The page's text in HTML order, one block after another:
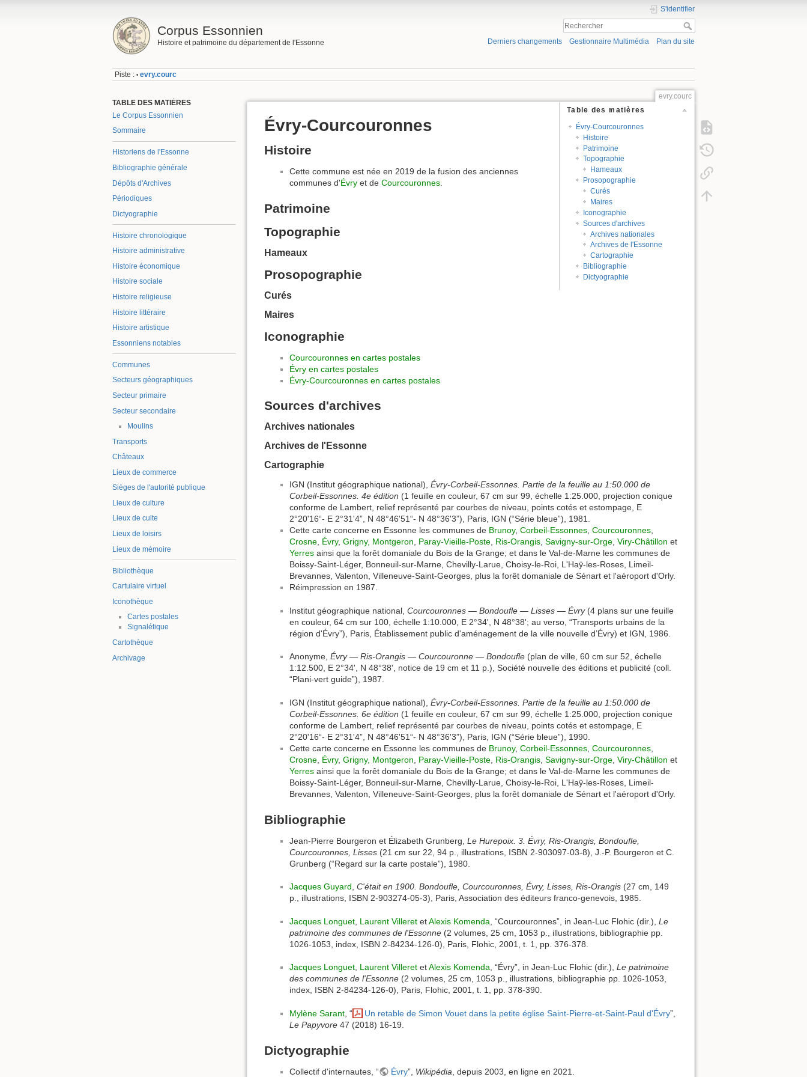
Corpus Essonnien
Histoire et patrimoine du département de l'Essonne
S'identifier
Derniers changements Gestionnaire Multimédia Plan du site
Piste : • evry.courc
TABLE DES MATIÈRES
Le Corpus Essonnien
Sommaire
Historiens de l'Essonne
Bibliographie générale
Dépôts d'Archives
Périodiques
Dictyographie
Histoire chronologique
Histoire administrative
Histoire économique
Histoire sociale
Histoire religieuse
Histoire littéraire
Histoire artistique
Essonniens notables
Communes
Secteurs géographiques
Secteur primaire
Secteur secondaire
Moulins
Transports
Châteaux
Lieux de commerce
Sièges de l'autorité publique
Lieux de culture
Lieux de culte
Lieux de loisirs
Lieux de mémoire
Bibliothèque
Cartulaire virtuel
Iconothèque
Cartes postales
Signalétique
Cartothèque
Archivage
evry.courc
Table des matières
Évry-Courcouronnes
Histoire
Patrimoine
Topographie
Hameaux
Prosopographie
Curés
Maires
Iconographie
Sources d'archives
Archives nationales
Archives de l'Essonne
Cartographie
Bibliographie
Dictyographie
Évry-Courcouronnes
Histoire
Cette commune est née en 2019 de la fusion des anciennes
communes d'Évry et de Courcouronnes
Patrimoine
Topographie
Hameaux
Prosopographie
Curés
Maires
Iconographie
Courcouronnes en cartes postales
Évry en cartes postales
Évry-Courcouronnes en cartes postales
Sources d'archives
Archives nationales
Archives de l'Essonne
Cartographie
IGN (Institut géographique national), Évry-Corbeil-Essonnes. Partie de la feuille au 1:50.000 de
Corbeil-Essonnes. 4e édition (1 feuille en couleur, 67 cm sur 99, échelle 1:25.000, projection conique
conforme de Lambert, relief représenté par courbes de niveau, points cotés et estompage, E
2°20'16“- E 2°31'4”, N 48°46'51“- N 48°36'3”), Paris, IGN (“Série bleue”), 1981.
Cette carte concerne en Essonne les communes de Brunoy, Corbeil-Essonnes, Courcouronnes,
Crosne, Évry, Grigny, Montgeron, Paray-Vieille-Poste, Ris-Orangis, Savigny-sur-Orge, Viry-Châtillon et
Yerres ainsi que la forêt domaniale du Bois de la Grange; et dans le Val-de-Marne les communes de
Boissy-Saint-Léger, Bonneuil-sur-Marne, Chevilly-Larue, Choisy-le-Roi, L'Haÿ-les-Roses, Limeil-
Brevannes, Valenton, Villeneuve-Saint-Georges, plus la forêt domaniale de Sénart et l'aéroport d'Orly.
Réimpression en 1987.
Institut géographique national, Courcouronnes — Bondoufle — Lisses — Évry(4 plans sur une feuille
en couleur, 64 cm sur 100, échelle 1:10.000, E 2°34', N 48°38'; au verso, “Transports urbains de la
région d'Évry”), Paris, Établissement public d'aménagement de la ville nouvelle d’Évry) et IGN, 1986.
Anonyme, Évry — Ris-Orangis — Courcouronne — Bondoufle (plan de ville, 60 cm sur 52, échelle
1:12.500, E 2°34', N 48°38', notice de 19 cm et 11 p.), Société nouvelle des éditions et publicité (coll.
“Plani-vert guide”), 1987.
IGN (Institut géographique national), Évry-Corbeil-Essonnes. Partie de la feuille au 1:50.000 de
Corbeil-Essonnes. 6e édition (1 feuille en couleur, 67 cm sur 99, échelle 1:25.000, projection conique
conforme de Lambert, relief représenté par courbes de niveau, points cotés et estompage, E
2°20'16“- E 2°31'4”, N 48°46'51“- N 48°36'3”), Paris, IGN (“Série bleue”), 1990.
Cette carte concerne en Essonne les communes de Brunoy, Corbeil-Essonnes Courcouronnes
Crosne Évry, Grigny, Montgeron Paray-Vieille-Poste Ris-Orangis Savigny-sur-Orge Viry-Châtillon et
Yerres ainsi que la forêt domaniale du Bois de la Grange; et dans le Val-de-Marne les communes de
Boissy-Saint-Léger, Bonneuil-sur-Marne, Chevilly-Larue, Choisy-le-Roi, L'Haÿ-les-Roses, Limeil-
Brevannes, Valenton, Villeneuve-Saint-Georges, plus la forêt domaniale de Sénart et l'aéroport d'Orly.
Bibliographie
Jean-Pierre Bourgeron et Élizabeth Grunberg, Le Hurepoix. 3. Évry, Ris-Orangis, Bondoufle,
Courcouronnes, Lisses (21 cm sur 22, 94 p., illustrations, ISBN 2-903097-03-8), J.-P. Bourgeron et C.
Grunberg (“Regard sur la carte postale”), 1980.
Jacques Guyard C'était en 1900. Bondoufle, Courcouronnes, Évry, Lisses, Ris-Orangis (27 cm, 149
p., illustrations, ISBN 2-903274-05-3), Paris, Association des éditeurs franco-genevois, 1985.
Jacques Longuet Laurent Villeret etAlexis Komenda , “Courcouronnes”, in Jean-Luc Flohic (dir.), Le
patrimoine des communes de l'Essonne (2 volumes, 25 cm, 1053 p., illustrations, bibliographie pp.
1026-1053, index, ISBN 2-84234-126-0), Paris, Flohic, 2001, t. 1, pp. 376-378.
Jacques Longuet, Laurent Villeret etAlexis Komenda, “Évry”, in Jean-Luc Flohic (dir.), Le patrimoine
des communes de l'Essonne (2 volumes, 25 cm, 1053 p., illustrations, bibliographie pp. 1026-1053,
index, ISBN 2-84234-126-0), Paris, Flohic, 2001, t. 1, pp. 378-390.
Mylène Sarant , “ Un retable de Simon Vouet dans la petite église Saint-Pierre-et-Saint-Paul d'Évry”,
Le Papyvore 47 (2018) 16-19.
Dictyographie
Collectif d'internautes, “ Évry”, Wikipédia , depuis 2003, en ligne en 2021.